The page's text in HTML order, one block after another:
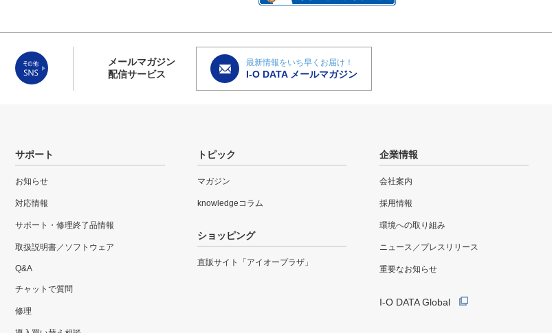
メールマガジン
配信サービス
最新情報をいち早くお届け！
I-O DATA メールマガジン
サポート
お知らせ
対応情報
サポート・修理終了品情報
取扱説明書／ソフトウェア
Q&A
チャットで質問
修理
トピック
マガジン
knowledgeコラム
ショッピング
直販サイト「アイオープラザ」
企業情報
会社案内
採用情報
環境への取り組み
ニュース／プレスリリース
重要なお知らせ
I-O DATA Global